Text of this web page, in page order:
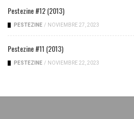
Pestezine #12 (2013)
PESTEZINE / NOVIEMBRE 27, 2023
Pestezine #11 (2013)
PESTEZINE / NOVIEMBRE 22, 2023